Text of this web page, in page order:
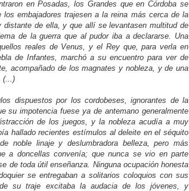
en Posadas, los Grandes que en Córdoba se
los embajadores trajesen a la reina más cerca de la
distante de ella, y que allí se levantasen multitud de
de la guerra que al pudor iba a declararse. Una
reales de Venus, y el Rey que, para verla en
de Infantes, marchó a su encuentro para ver de
acompañado de los magnates y nobleza, y de una
(...)
dispuestos por los cordobeses, ignorantes de la
su impotencia fuese ya de antemano generalmente
de los juegos, y la nobleza acudía a muy
hallado recientes estímulos al deleite en el séquito
noble linaje y deslumbradora belleza, pero más
a doncellas convenía; que nunca se vio en parte
de toda útil enseñanza. Ninguna ocupación honesta
se entregaban a solitarios coloquios con sus
su traje excitaba la audacia de los jóvenes, y